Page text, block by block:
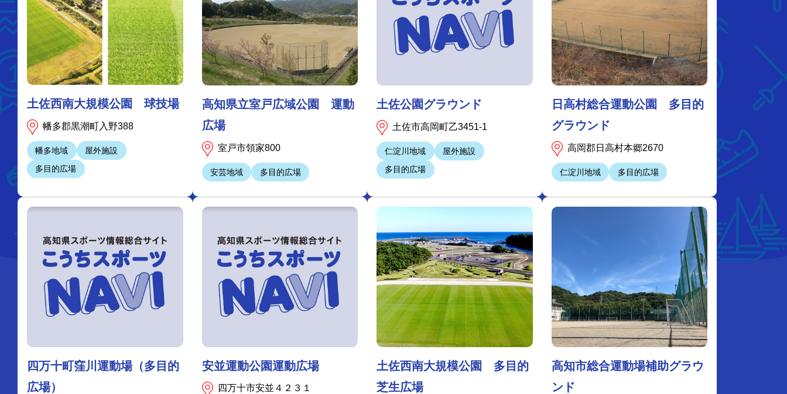
土佐西南大規模公園 球技場
幡多郡黒潮町入野388
幡多地域
屋外施設
多目的広場
高知県立室戸広域公園 運動
広場
室戸市領家800
安芸地域 多目的広場
土佐公園グラウンド
土佐市高岡町乙3451-1
仁淀川地域
屋外施設
多目的広場
日高村総合運動公園 多目的
グラウンド
高岡郡日高村本郷2670
仁淀川地域 多目的広場
四万十町窪川運動場（多目的
広場）
安並運動公園運動広場
四万十市安並４２３１
土佐西南大規模公園 多目的
芝生広場
高知市総合運動場補助グラウ
ンド